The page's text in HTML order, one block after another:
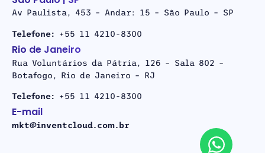
Av Paulista, 453 – Andar: 15 – São Paulo – SP
Telefone: +55 11 4210-8300
Rio de Janeiro
Rua Voluntários da Pátria, 126 – Sala 802 –
Botafogo, Rio de Janeiro – RJ
Telefone: +55 11 4210-8300
E-mail
mkt@inventcloud.com.br